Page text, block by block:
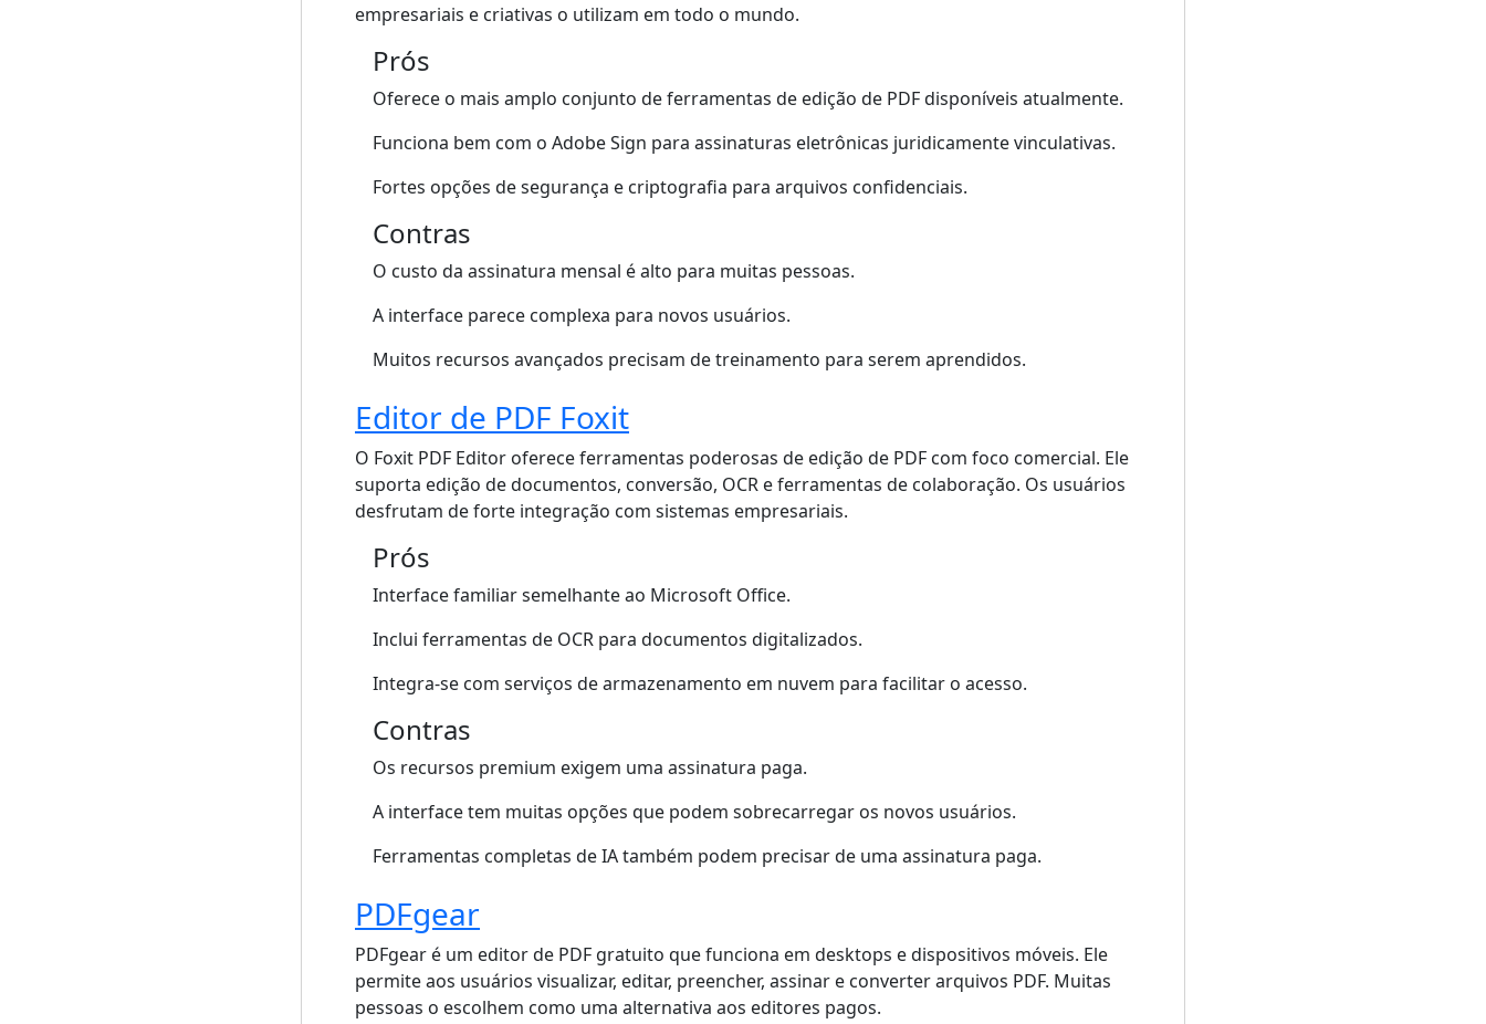
empresariais e criativas o utilizam em todo o mundo.
Prós
Oferece o mais amplo conjunto de ferramentas de edição de PDF disponíveis atualmente.
Funciona bem com o Adobe Sign para assinaturas eletrônicas juridicamente vinculativas.
Fortes opções de segurança e criptografia para arquivos confidenciais.
Contras
O custo da assinatura mensal é alto para muitas pessoas.
A interface parece complexa para novos usuários.
Muitos recursos avançados precisam de treinamento para serem aprendidos.
Editor de PDF Foxit
O Foxit PDF Editor oferece ferramentas poderosas de edição de PDF com foco comercial. Ele
suporta edição de documentos, conversão, OCR e ferramentas de colaboração. Os usuários
desfrutam de forte integração com sistemas empresariais.
Prós
Interface familiar semelhante ao Microsoft Office.
Inclui ferramentas de OCR para documentos digitalizados.
Integra-se com serviços de armazenamento em nuvem para facilitar o acesso.
Contras
Os recursos premium exigem uma assinatura paga.
A interface tem muitas opções que podem sobrecarregar os novos usuários.
Ferramentas completas de IA também podem precisar de uma assinatura paga.
PDFgear
PDFgear é um editor de PDF gratuito que funciona em desktops e dispositivos móveis. Ele
permite aos usuários visualizar, editar, preencher, assinar e converter arquivos PDF. Muitas
pessoas o escolhem como uma alternativa aos editores pagos.